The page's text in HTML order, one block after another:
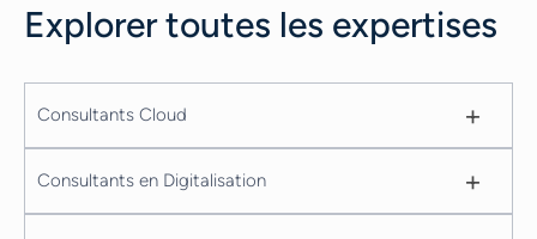
Explorer toutes les expertises
Consultants Cloud +
Consultants en Digitalisation +